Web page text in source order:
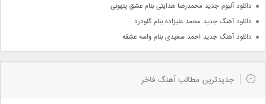
دانلود آلبوم جدید محمدرضا هدایتی بنام عشق پنهونی
دانلود آهنگ جدید محمد علیزاده بنام گلودرد
دانلود آهنگ جدید احمد سعیدی بنام واسه عشقه
جدیدترین مطالب آهنگ فاخر